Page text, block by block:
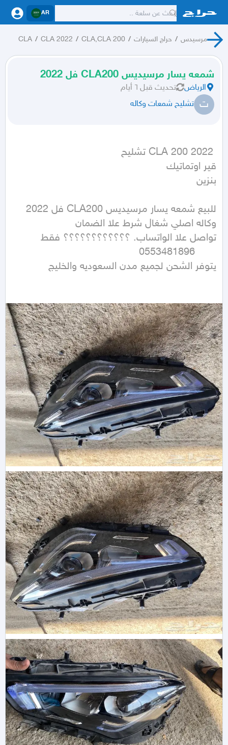
AR
مرسيدس / حراج السيارات /
CLA,CLA 200
/
CLA 2022
/
CLA
شمعه يسار مرسيديس CLA200 فل 2022
الرياض تحديث قبل ٦ أيام
ت تشليح شمعات وكاله
بنزين
يتوفر الشحن لجميع مدن السعوديه والخليج